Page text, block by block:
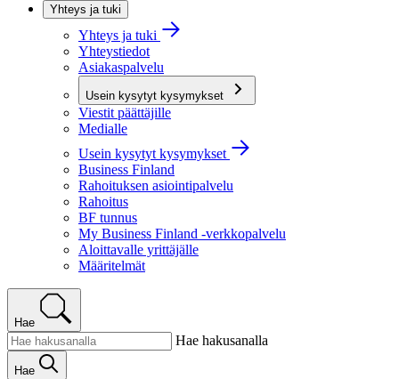
Yhteys ja tuki
Yhteys ja tuki
Yhteystiedot
Asiakaspalvelu
Usein kysytyt kysymykset
Viestit päättäjille
Medialle
Usein kysytyt kysymykset
Business Finland
Rahoituksen asiointipalvelu
Rahoitus
BF tunnus
My Business Finland -verkkopalvelu
Aloittavalle yrittäjälle
Määritelmät
Hae
Hae hakusanalla
Hae